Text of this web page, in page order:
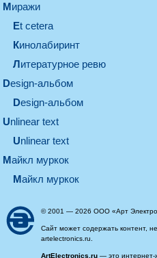
миражи
et cetera
кинолабиринт
литературное ревю
design-альбом
design-альбом
unlinear text
Unlinear text
майкл муркок
майкл муркок
© 2001 — 2026 ООО «Арт
Сайт может содержать контент,
artelectronics.ru.
ArtElectronics.ru — это интернет-